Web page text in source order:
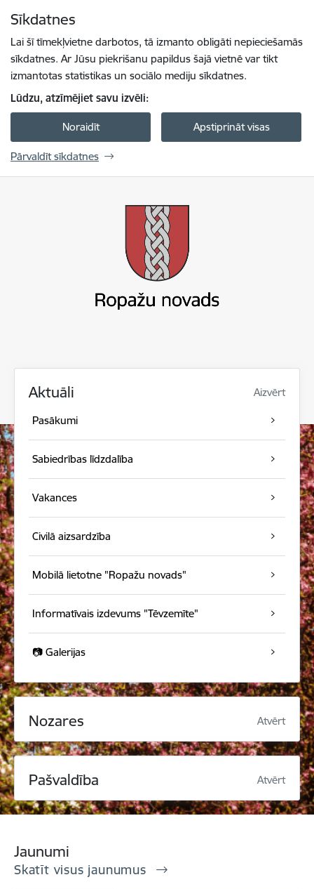
Sīkdatnes
Lai šī tīmekļvietne darbotos, tā izmanto obligāti nepieciešamās
sīkdatnes. Ar Jūsu piekrišanu papildus šajā vietnē var tikt
izmantotas statistikas un sociālo mediju sīkdatnes.
Lūdzu, atzīmējiet savu izvēli:
Noraidīt Apstiprināt visas
Pārvaldīt sīkdatnes
Aktuāli Aizvērt
Pasākumi
Sabiedrības līdzdalība
Vakances
Civilā aizsardzība
Mobilā lietotne "Ropažu novads"
Informatīvais izdevums "Tēvzemīte"
📷 Galerijas
Nozares Atvērt
Pašvaldība Atvērt
Jaunumi
Skatīt visus jaunumus